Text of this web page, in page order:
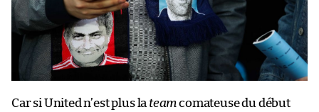
Car si United n’est plus la teamcomateuse du début